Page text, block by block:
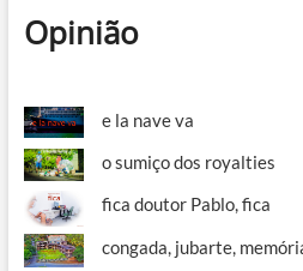
Opinião
e la nave va
o sumiço dos royalties
fica doutor Pablo, fica
congada, jubarte,